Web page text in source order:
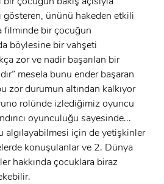
Şifremi Unuttum ?
GIRIŞ
ÜYE OL
GIRIŞ
gösteren, ününü hakeden etkili
filminde bir çocuğun
böylesine bir vahşeti
zor ve nadir başarılan bir
mesela bunu ender başaran
zor durumun altından kalkıyor
rolünde izlediğimiz oyuncu
oyunculuğu sayesinde...
algılayabilmesi için de yetişkinler
konuşulanlar ve 2. Dünya
hakkında çocuklara biraz